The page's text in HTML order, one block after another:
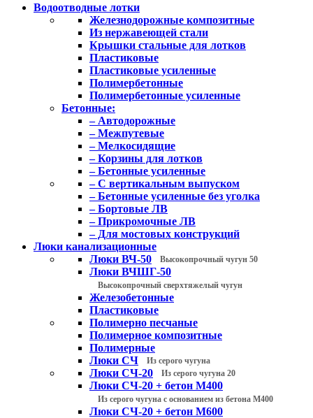
Водоотводные лотки
Железнодорожные композитные
Из нержавеющей стали
Крышки стальные для лотков
Пластиковые
Пластиковые усиленные
Полимербетонные
Полимербетонные усиленные
Бетонные:
– Автодорожные
– Межпутевые
– Мелкосидящие
– Корзины для лотков
– Бетонные усиленные
– С вертикальным выпуском
– Бетонные усиленные без уголка
– Бортовые ЛВ
– Прикромочные ЛВ
– Для мостовых конструкций
Люки канализационные
Люки ВЧ-50
Высокопрочный чугун 50
Люки ВЧШГ-50
Высокопрочный сверхтяжелый чугун
Железобетонные
Пластиковые
Полимерно песчаные
Полимерное композитные
Полимерные
Люки СЧ
Из серого чугуна
Люки СЧ-20 Из серого чугуна 20
Люки СЧ-20 + бетон М400
Из серого чугуна с основанием из бетона М400
Люки СЧ-20 + бетон М600